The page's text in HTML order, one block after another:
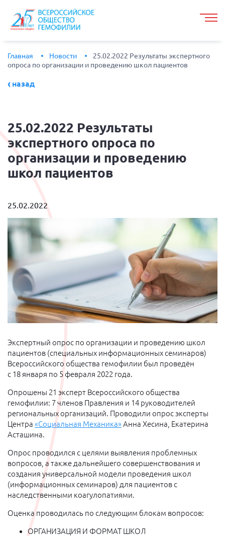
Главная Новости
25.02.2022 Результаты экспертного
опроса по организации и проведению школ пациентов
назад
25.02.2022 Результаты
экспертного опроса по
организации и проведению
школ пациентов
25.02.2022
Экспертный опрос по организации и проведению школ
пациентов (специальных информационных семинаров)
Всероссийского общества гемофилии был проведён
с 18 января по 5 февраля 2022 года.
Опрошены 21 эксперт Всероссийского общества
гемофилии: 7 членов Правления и 14 руководителей
региональных организаций. Проводили опрос эксперты
Центра «Социальная Механика» Анна Хесина, Екатерина
Асташина.
Опрос проводился с целями выявления проблемных
вопросов, а также дальнейшего совершенствования и
создания универсальной модели проведения школ
(информационных семинаров) для пациентов с
наследственными коагулопатиями.
Оценка проводилась по следующим блокам вопросов:
ОРГАНИЗАЦИЯ И ФОРМАТ ШКОЛ